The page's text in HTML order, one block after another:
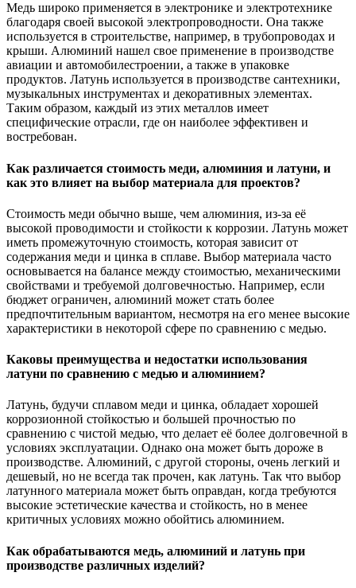
Медь широко применяется в электронике и электротехнике
благодаря своей высокой электропроводности. Она также
используется в строительстве, например, в трубопроводах и
крыши. Алюминий нашел свое применение в производстве
авиации и автомобилестроении, а также в упаковке
продуктов. Латунь используется в производстве сантехники,
музыкальных инструментах и декоративных элементах.
Таким образом, каждый из этих металлов имеет
специфические отрасли, где он наиболее эффективен и
востребован.
Как различается стоимость меди, алюминия и латуни, и
как это влияет на выбор материала для проектов?
Стоимость меди обычно выше, чем алюминия, из-за её
высокой проводимости и стойкости к коррозии. Латунь может
иметь промежуточную стоимость, которая зависит от
содержания меди и цинка в сплаве. Выбор материала часто
основывается на балансе между стоимостью, механическими
свойствами и требуемой долговечностью. Например, если
бюджет ограничен, алюминий может стать более
предпочтительным вариантом, несмотря на его менее высокие
характеристики в некоторой сфере по сравнению с медью.
Каковы преимущества и недостатки использования
латуни по сравнению с медью и алюминием?
Латунь, будучи сплавом меди и цинка, обладает хорошей
коррозионной стойкостью и большей прочностью по
сравнению с чистой медью, что делает её более долговечной в
условиях эксплуатации. Однако она может быть дороже в
производстве. Алюминий, с другой стороны, очень легкий и
дешевый, но не всегда так прочен, как латунь. Так что выбор
латунного материала может быть оправдан, когда требуются
высокие эстетические качества и стойкость, но в менее
критичных условиях можно обойтись алюминием.
Как обрабатываются медь, алюминий и латунь при
производстве различных изделий?